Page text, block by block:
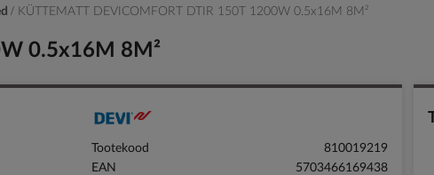
KÜTTEMATT DEVICOMFORT DTIR 150T 1200W 0.5x16M 8M²
0.5x16M 8M²
Tootekood
810019219
EAN
5703466169438